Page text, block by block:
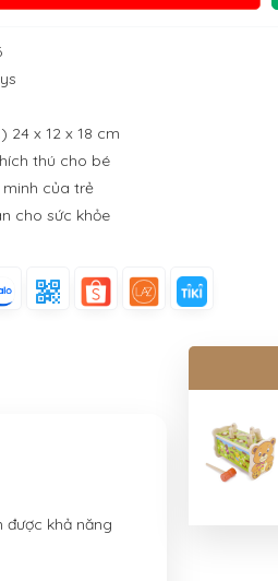
24 x 12 x 18 cm
thú cho bé
của trẻ
cho sức khỏe
khả năng